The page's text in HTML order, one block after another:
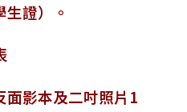
證）。
面影本及二吋照片1